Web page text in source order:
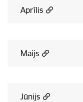
Aprīlis
Maijs
Jūnijs